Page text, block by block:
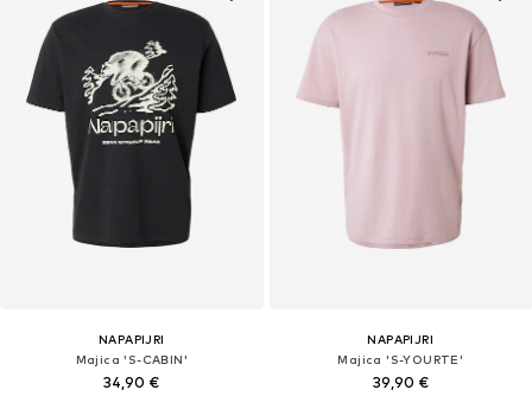
NAPAPIJRI
Majica 'S-CABIN'
34,90 €
NAPAPIJRI
Majica 'S-YOURTE'
39,90 €